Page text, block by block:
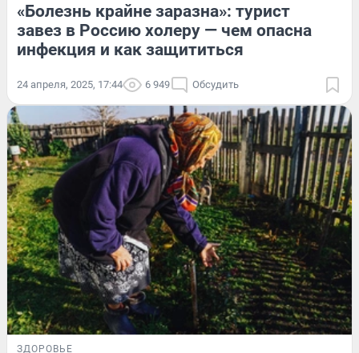
«Болезнь крайне заразна»: турист
завез в Россию холеру — чем опасна
инфекция и как защититься
24 апреля, 2025, 17:44 6 949 Обсудить
ЗДОРОВЬЕ